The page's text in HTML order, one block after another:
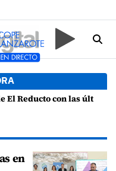
"una buena calidad de las aguas para el baño"
en